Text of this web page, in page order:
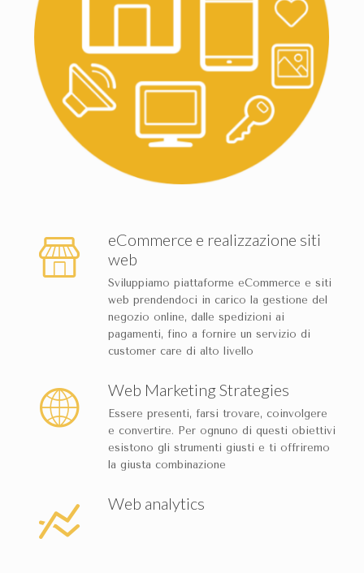
eCommerce e realizzazione siti
web
Sviluppiamo piattaforme eCommerce e siti
web prendendoci in carico la gestione del
negozio online, dalle spedizioni ai
pagamenti, fino a fornire un servizio di
customer care di alto livello
Web Marketing Strategies
Essere presenti, farsi trovare, coinvolgere
e convertire. Per ognuno di questi obiettivi
esistono gli strumenti giusti e ti offriremo
la giusta combinazione
Web analytics